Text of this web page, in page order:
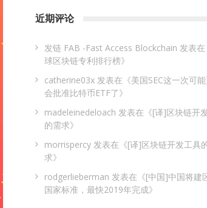
近期评论
发链 FAB -Fast Access Blockchain 发表在
球区块链专利排行榜》
catherine03x 发表在《美国SEC这一次可
会批准比特币ETF了》
madeleinedeloach 发表在《[译]区块链开
的需求》
morrispercy 发表在《[译]区块链开发工具
求》
rodgerlieberman 发表在《[中国]中国将建
国家标准，最快2019年完成》